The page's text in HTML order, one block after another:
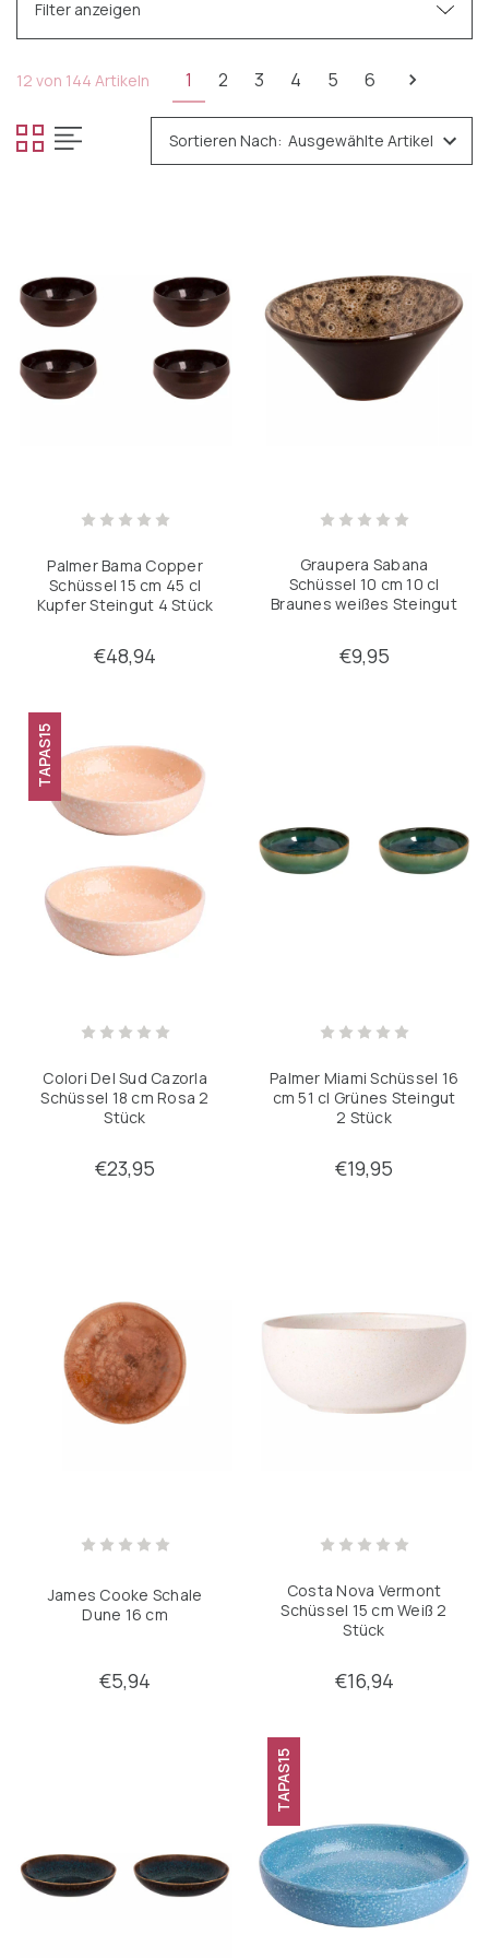
Filter anzeigen
Kategorien
Tassen & Becher
Flache Platten
Geschirrsets
Besteck
Pfannen
Verfeinern durch
12 von 144 Artikeln 1 2 3 4 5 6
Sortieren Nach:
Palmer Bama Copper
Schüssel 15 cm 45 cl
Kupfer Steingut 4 Stück
€48,94
Graupera Sabana
Schüssel 10 cm 10 cl
Braunes weißes Steingut
€9,95
TAPAS15
Colori Del Sud Cazorla
Schüssel 18 cm Rosa 2
Stück
€23,95
Palmer Miami Schüssel 16
cm 51 cl Grünes Steingut
2 Stück
€19,95
James Cooke Schale
Dune 16 cm
€5,94
Costa Nova Vermont
Schüssel 15 cm Weiß 2
Stück
€16,94
TAPAS15